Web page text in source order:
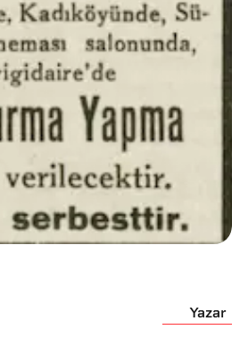
Yazar